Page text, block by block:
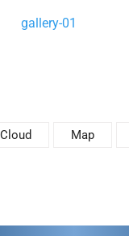
gallery-01
Cloud Map